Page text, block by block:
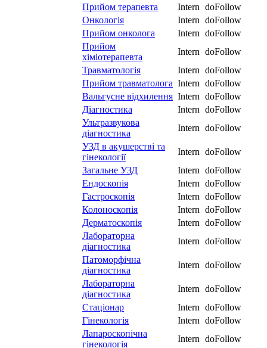
Прийом терапевта
Intern doFollow
Онкологія
Intern doFollow
Прийом онколога
Intern doFollow
Прийом
хіміотерапевта
Intern doFollow
Травматологія
Intern doFollow
Прийом травматолога Intern doFollow
Вальгусне відхилення Intern doFollow
Діагностика
Intern doFollow
Ультразвукова
діагностика
Intern doFollow
УЗД в акушерстві та
гінекології
Intern doFollow
Загальне УЗД
Intern doFollow
Ендоскопія
Intern doFollow
Гастроскопія
Intern doFollow
Колоноскопія
Intern doFollow
Дерматоскопія
Intern doFollow
Лабораторна
діагностика
Intern doFollow
Патоморфічна
діагностика
Intern doFollow
Лабораторна
діагностика
Intern doFollow
Стаціонар
Intern doFollow
Гінекологія
Intern doFollow
Лапароскопічна
гінекологія
Intern doFollow